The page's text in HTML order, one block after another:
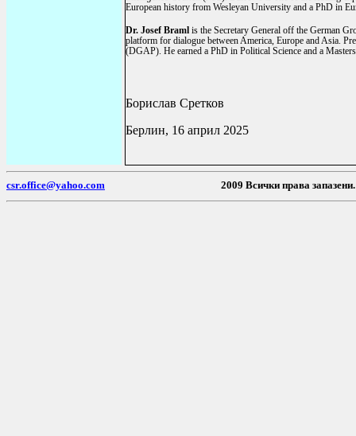
European history from Wesleyan University and a PhD in
Dr. Josef Braml is the Secretary General off the German
platform for dialogue between America, Europe and Asia.
(DGAP). He earned a PhD in Political Science and a
Борислав Сретков
Берлин, 16 април 2025
csr.office@yahoo.com 2009 Всички